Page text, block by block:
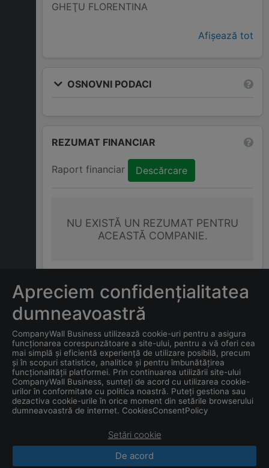
GHEŢU FLORENTINA
Afișează tot
OSNOVNI PODACI
REZUMAT FINANCIAR
Raport financiar Descărcare
NU EXISTĂ UN REZUMAT PENTRU
ACEASTĂ COMPANIE.
ÎNTREBĂRI FRECVENTE
Care este adresa companiei
INA HOME S.R.L.?
Care este data înființării
companieiINA HOME S.R.L.?
CompanyWall Business © 2026
de utilizare | Confidențialitate
Apreciem confidențialitatea
dumneavoastră
CompanyWall Business utilizează cookie-uri pentru a asigura
funcționarea corespunzătoare a site-ului, pentru a vă oferi cea
mai simplă și eficientă experiență de utilizare posibilă, precum
și în scopuri statistice, analitice și pentru îmbunătățirea
funcționalității platformei. Prin continuarea utilizării site-ului
CompanyWall Business, sunteți de acord cu utilizarea cookie-
urilor în conformitate cu politica noastră. Puteți gestiona sau
dezactiva cookie-urile în orice moment din setările browserului
dumneavoastră de internet. CookiesConsentPolicy
Setări cookie
De acord